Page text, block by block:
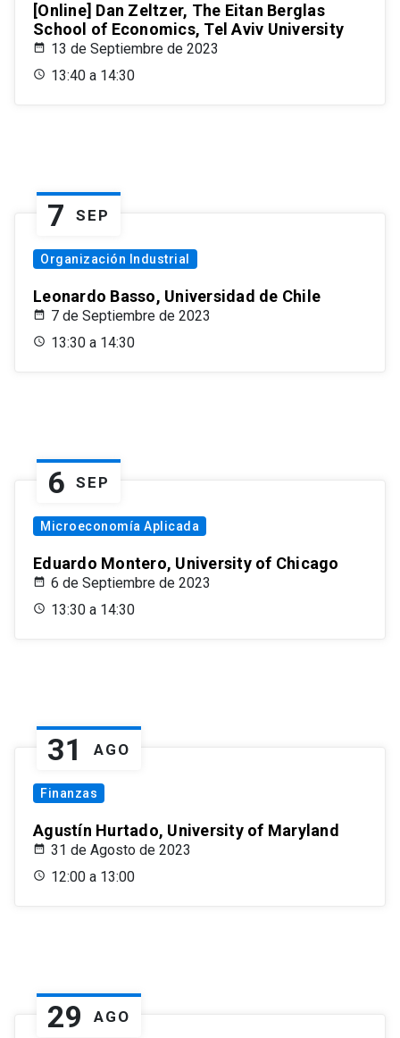
[Online] Dan Zeltzer, The Eitan Berglas
School of Economics, Tel Aviv University
13 de Septiembre de 2023
13:40 a 14:30
7 SEP
Organización Industrial
Leonardo Basso, Universidad de Chile
7 de Septiembre de 2023
13:30 a 14:30
6 SEP
Microeconomía Aplicada
Eduardo Montero, University of Chicago
6 de Septiembre de 2023
13:30 a 14:30
31 AGO
Finanzas
Agustín Hurtado, University of Maryland
31 de Agosto de 2023
12:00 a 13:00
29 AGO